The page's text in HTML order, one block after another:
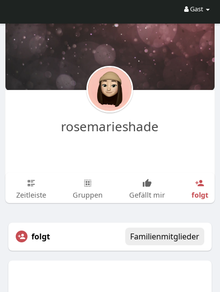
Gast
rosemarieshade
Zeitleiste Gruppen Gefällt mir folgt
folgt Familienmitglieder